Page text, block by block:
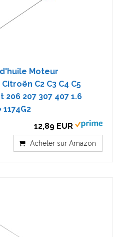
Moteur
C2 C3 C4 C5
207 307 407 1.6
12,89 EUR
Acheter sur Amazon